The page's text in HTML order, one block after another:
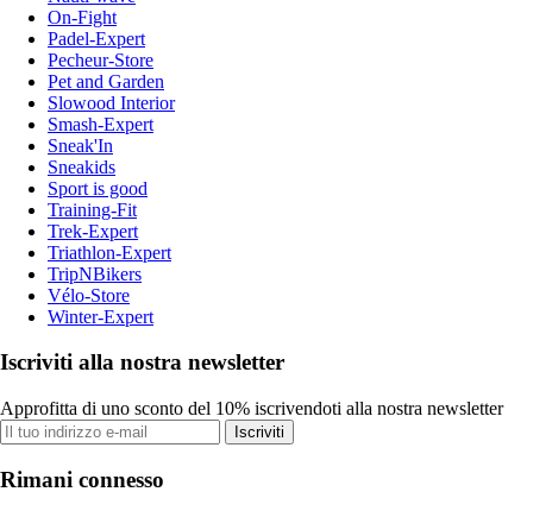
On-Fight
Padel-Expert
Pecheur-Store
Pet and Garden
Slowood Interior
Smash-Expert
Sneak'In
Sneakids
Sport is good
Training-Fit
Trek-Expert
Triathlon-Expert
TripNBikers
Vélo-Store
Winter-Expert
Iscriviti alla nostra newsletter
Approfitta di uno sconto del 10% iscrivendoti alla nostra newsletter
Iscriviti
Rimani connesso